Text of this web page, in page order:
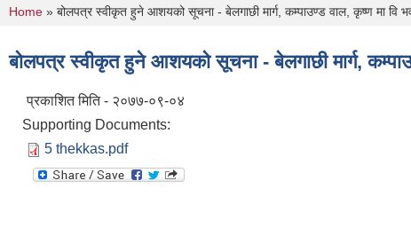
You are here
Home » बोलपत्र स्वीकृत हुने आशयको सूचना - बेलगाछी मार्ग, कम्पाउण्ड वाल, कृष्ण मा वि
बोलपत्र स्वीकृत हुने आशयको सूचना - बेलगाछी मार्ग,
प्रकाशित मिति - २०७७-०९-०४
Supporting Documents:
5 thekkas.pdf